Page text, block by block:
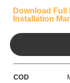
Download Full
Installation
COD